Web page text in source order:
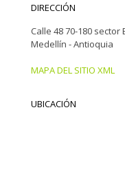
DIRECCIÓN
Calle 48 70-180 sector
Medellín - Antioquia
MAPA DEL SITIO XML
UBICACIÓN